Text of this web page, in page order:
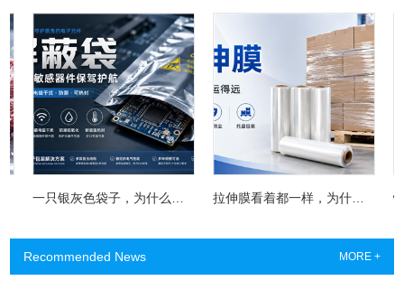
一只银灰色袋子，为什么能救下一块昂贵电路板？屏蔽袋没你想得那么简单 拉伸膜看着都一样，为什么有的缠两圈就散，有的能稳稳扛过长途运输？
Recommended News MORE +